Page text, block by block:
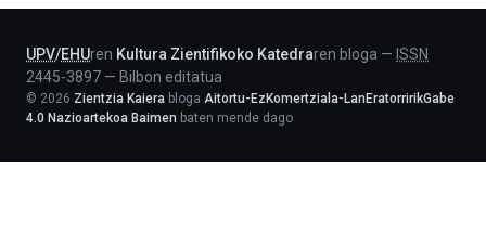
UPV/EHUren Kultura Zientifikoko Katedraren bloga — ISSN
2445-3897 — Bilbon editatua
© 2026 Zientzia Kaiera bloga Aitortu-EzKomertziala-LanEratorririkGabe
4.0 Nazioartekoa Baimen baten mende dago